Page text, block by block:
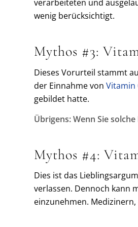
verarbeiteten und
wenig berücksichtigt.
Mythos #3:
Dieses Vorurteil stammt
der Einnahme von Vitamin
gebildet hatte.
Übrigens: Wenn Sie
Mythos #4:
Dies ist das
verlassen. Dennoch kann
einzunehmen.